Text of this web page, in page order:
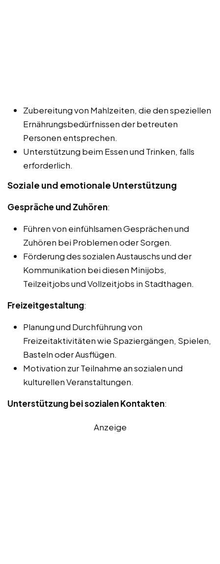
Zubereitung von Mahlzeiten, die den speziellen
Ernährungsbedürfnissen der betreuten
Personen entsprechen.
Unterstützung beim Essen und Trinken, falls
erforderlich.
Soziale und emotionale Unterstützung
Gespräche und Zuhören:
Führen von einfühlsamen Gesprächen und
Zuhören bei Problemen oder Sorgen.
Förderung des sozialen Austauschs und der
Kommunikation bei diesen Minijobs,
Teilzeitjobs und Vollzeitjobs in Stadthagen.
Freizeitgestaltung:
Planung und Durchführung von
Freizeitaktivitäten wie Spaziergängen, Spielen,
Basteln oder Ausflügen.
Motivation zur Teilnahme an sozialen und
kulturellen Veranstaltungen.
Unterstützung bei sozialen Kontakten:
Anzeige